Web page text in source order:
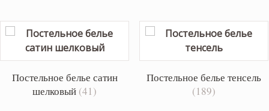
Постельное белье сатин
шелковый (41)
Постельное белье тенсель
(189)